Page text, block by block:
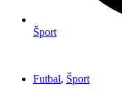
Šport
Futbal, Šport